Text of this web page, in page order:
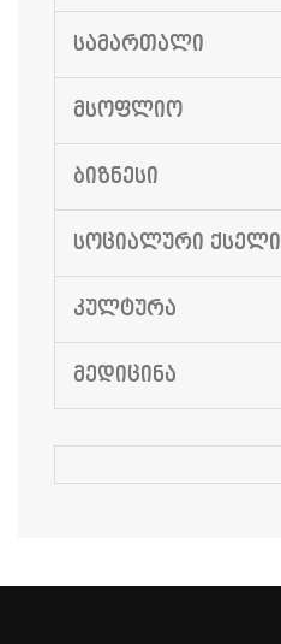
ᲡᲐᲛᲐᲠᲗᲐᲚᲘ
ᲛᲡᲝᲤᲚᲘᲝ
ᲑᲘᲖᲜᲔᲡᲘ
ᲡᲝᲪᲘᲐᲚᲣᲠᲘ ᲥᲡᲔᲚᲘ
ᲙᲣᲚᲢᲣᲠᲐ
ᲛᲔᲓᲘᲪᲘᲜᲐ